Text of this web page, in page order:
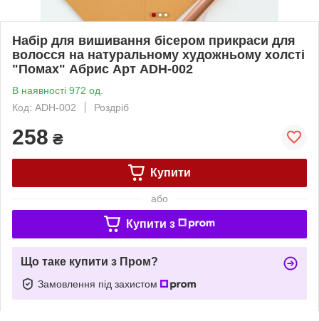
Набір для вишивання бісером прикраси для
волосся на натуральному художньому холсті
"Помах" Абрис Арт ADH-002
В наявності 972 од.
Код: ADH-002
Роздріб
258 ₴
Купити
або
Купити з
Що таке купити з Пром?
Замовлення під захистом